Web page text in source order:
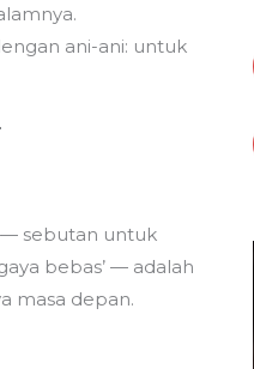
ani-ani: untuk
sebutan untuk
bebas’ — adalah
masa depan.